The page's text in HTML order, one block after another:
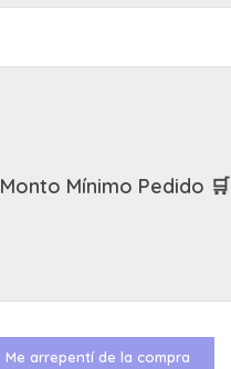
Monto Mínimo Pedido 🛒
Me arrepentí de la compra